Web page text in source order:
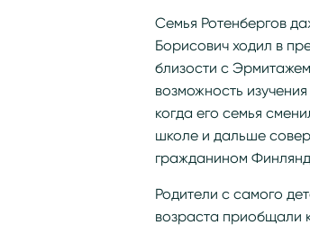
Семья Ротенбергов
Борисович ходил в
близости с
возможность
когда его семья
школе и дальше
гражданином
Родители с самого
возраста приобщали